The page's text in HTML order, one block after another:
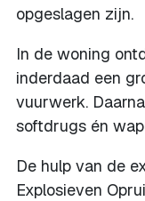
opgeslagen zijn.
In de woning
inderdaad een
vuurwerk.
softdrugs én
De hulp van de
Explosieven